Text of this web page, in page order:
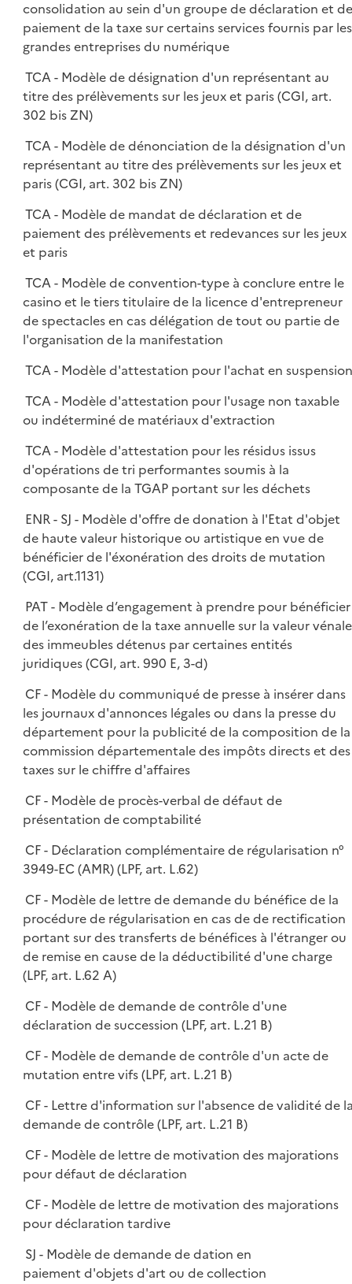
consolidation au sein d'un groupe de déclaration et de
paiement de la taxe sur certains services fournis par les
grandes entreprises du numérique
TCA - Modèle de désignation d'un représentant au
titre des prélèvements sur les jeux et paris (CGI, art.
302 bis ZN)
TCA - Modèle de dénonciation de la désignation d'un
représentant au titre des prélèvements sur les jeux et
paris (CGI, art. 302 bis ZN)
TCA - Modèle de mandat de déclaration et de
paiement des prélèvements et redevances sur les jeux
et paris
TCA - Modèle de convention-type à conclure entre le
casino et le tiers titulaire de la licence d'entrepreneur
de spectacles en cas délégation de tout ou partie de
l'organisation de la manifestation
TCA - Modèle d'attestation pour l'achat en
TCA - Modèle d'attestation pour l'usage non taxable
ou indéterminé de matériaux d'extraction
TCA - Modèle d'attestation pour les résidus issus
d'opérations de tri performantes soumis à la
composante de la TGAP portant sur les déchets
ENR - SJ - Modèle d'offre de donation à l'Etat d'objet
de haute valeur historique ou artistique en vue de
bénéficier de l'éxonération des droits de mutation
(CGI, art.1131)
PAT - Modèle d’engagement à prendre pour bénéficier
de l’exonération de la taxe annuelle sur la valeur vénale
des immeubles détenus par certaines entités
juridiques (CGI, art. 990 E, 3-d)
CF - Modèle du communiqué de presse à insérer dans
les journaux d'annonces légales ou dans la presse du
département pour la publicité de la composition de la
commission départementale des impôts directs et des
taxes sur le chiffre d'affaires
CF - Modèle de procès-verbal de défaut de
présentation de comptabilité
CF - Déclaration complémentaire de régularisation n°
3949-EC (AMR) (LPF, art. L.62)
CF - Modèle de lettre de demande du bénéfice de la
procédure de régularisation en cas de de rectification
portant sur des transferts de bénéfices à l'étranger ou
de remise en cause de la déductibilité d'une charge
(LPF, art. L.62 A)
CF - Modèle de demande de contrôle d'une
déclaration de succession (LPF, art. L.21 B)
CF - Modèle de demande de contrôle d'un acte de
mutation entre vifs (LPF, art. L.21 B)
CF - Lettre d'information sur l'absence de validité de
demande de contrôle (LPF, art. L.21 B)
CF - Modèle de lettre de motivation des majorations
pour défaut de déclaration
CF - Modèle de lettre de motivation des majorations
pour déclaration tardive
SJ - Modèle de demande de dation en
paiement d'objets d'art ou de collection